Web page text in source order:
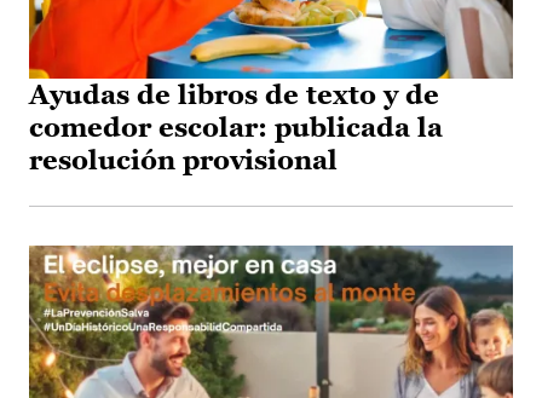
Ayudas de libros de texto y de
comedor escolar: publicada la
resolución provisional